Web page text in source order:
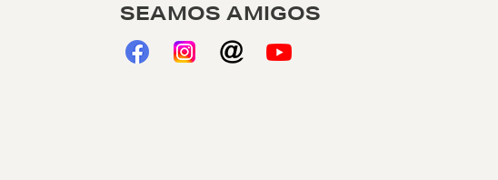
SEAMOS AMIGOS